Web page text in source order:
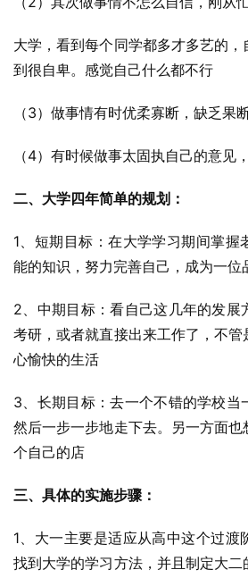
大学，看到每个同学都多才多艺的
到很自卑。感觉自己什么都不行
（3）做事情有时优柔寡断，缺乏果
（4）有时候做事太固执自己的意见
二、大学四年简单的规划：
1、短期目标：在大学学习期间掌握
能的知识，努力完善自己，成为一位
2、中期目标：看自己这几年的发展
考研，或者就直接出来工作了，不
心愉快的生活
3、长期目标：去一个不错的学校当
然后一步一步地走下去。另一方面
个自己的店
三、具体的实施步骤：
1、大一主要是适应从高中这个过渡
找到大学的学习方法，并且制定大